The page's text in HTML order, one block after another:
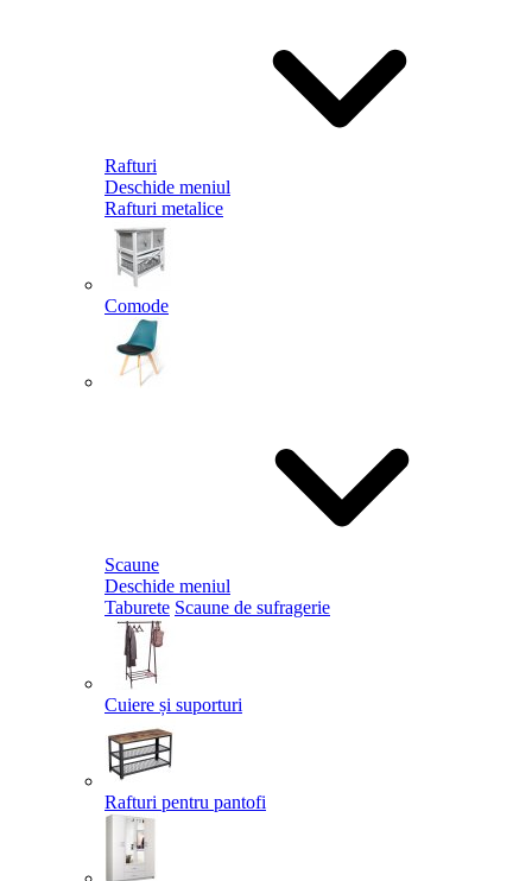
Rafturi
Deschide meniul
Rafturi metalice
Comode
Scaune
Deschide meniul
Taburete Scaune de sufragerie
Cuiere și suporturi
Rafturi pentru pantofi